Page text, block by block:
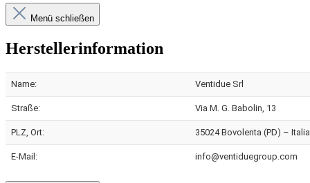
Menü schließen
Herstellerinformation
Name: Ventidue Srl
Straße: Via M. G. Babolin, 13
PLZ, Ort: 35024 Bovolenta (PD) – Italia
E-Mail: info@ventiduegroup.com